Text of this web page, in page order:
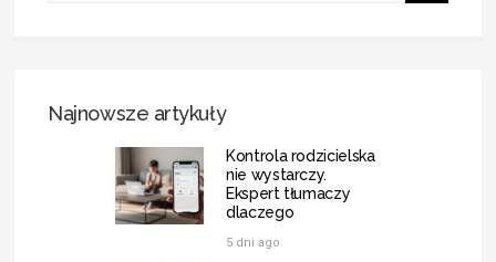
Najnowsze artykuły
Kontrola rodzicielska
nie wystarczy.
Ekspert tłumaczy
dlaczego
5 dni ago